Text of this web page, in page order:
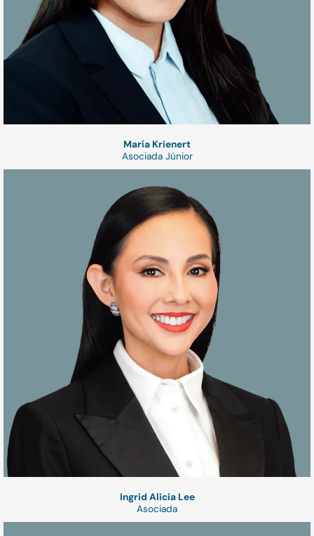
María Krienert
Asociada Júnior
Ingrid Alicia Lee
Asociada